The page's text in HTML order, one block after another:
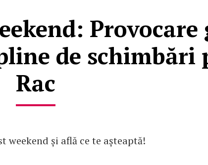
Provocare
de schimbări
Rac
weekend și află ce te așteaptă!